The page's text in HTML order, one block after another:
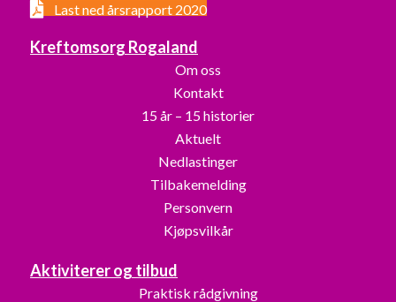
Last ned årsrapport 2020
Kreftomsorg Rogaland
Om oss
Kontakt
15 år – 15 historier
Aktuelt
Nedlastinger
Tilbakemelding
Personvern
Kjøpsvilkår
Aktiviterer og tilbud
Praktisk rådgivning